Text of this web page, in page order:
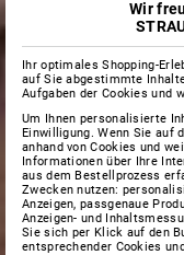
Wir
Ihr optimales Shopping-
auf Sie abgestimmte
Aufgaben der Cookies und
Um Ihnen personalisierte
Einwilligung. Wenn Sie auf
anhand von Cookies und
Informationen über Ihre
aus dem Bestellprozess
Zwecken nutzen:
Anzeigen, passgenaue
Anzeigen- und
Sie sich per Klick auf den
entsprechender Cookies